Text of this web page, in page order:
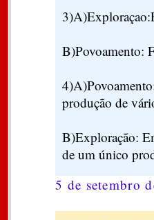
B)Povoamento:
produção de
B)Exploração:
de um único
5 de setembro